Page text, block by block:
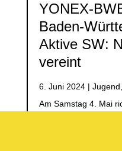
YONEX-
Baden-
Aktive SW:
vereint
6. Juni 2024| Jugend
Am Samstag 4. Mai